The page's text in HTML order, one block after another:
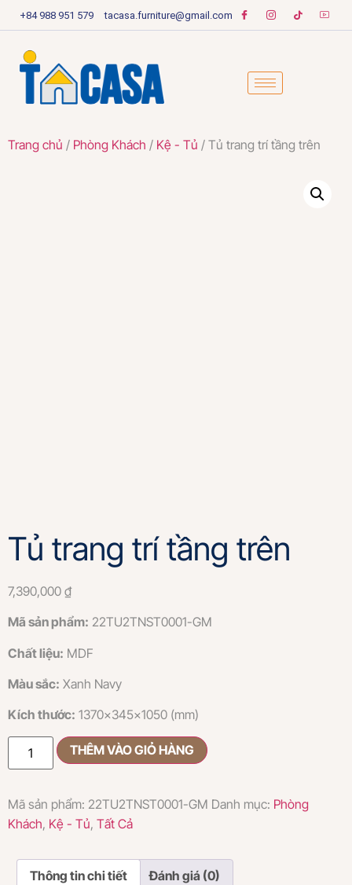
+84 988 951 579 tacasa.furniture@gmail.com
Trang chủ / Phòng Khách / Kệ - Tủ / Tủ trang trí tầng trên
Tủ trang trí tầng trên
7,390,000 ₫
Mã sản phẩm: 22TU2TNST0001-GM
Chất liệu: MDF
Màu sắc: Xanh Navy
Kích thước: 1370x345x1050 (mm)
THÊM VÀO GIỎ HÀNG
Mã sản phẩm: 22TU2TNST0001-GM Danh mục: Phòng
Khách, Kệ - Tủ, Tất Cả
Thông tin chi tiết Đánh giá (0)